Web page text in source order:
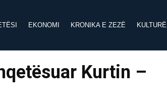
EKONOMI KRONIKA E ZEZË KULTURË
Kurtin –